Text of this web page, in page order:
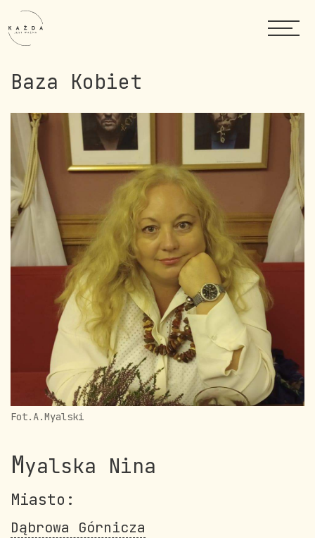
Baza Kobiet
Fot.A.Myalski
Myalska Nina
Miasto:
Dąbrowa Górnicza